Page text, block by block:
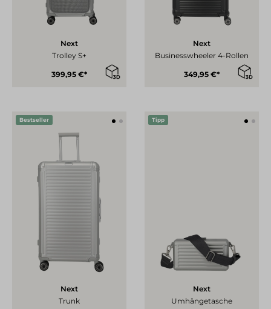
Next
Trolley S+
399,95 €*
Next
Businesswheeler 4-Rollen
349,95 €*
Bestseller
Next
Trunk
Tipp
Next
Umhängetasche